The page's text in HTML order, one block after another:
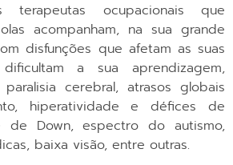
terapeutas ocupacionais que
acompanham, na sua grande
disfunções que afetam as suas
a sua aprendizagem,
cerebral, atrasos globais
hiperatividade e défices de
de Down, espectro do autismo,
baixa visão, entre outras.